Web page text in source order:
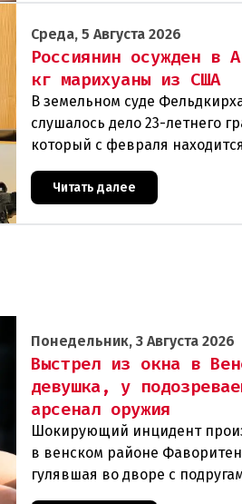
Среда, 5 Августа 2026
Россиянин осужден в
кг марихуаны из США
В земельном суде
слушалось дело 23-летнего
который с февраля
Читать далее
Понедельник, 3 Августа 2026
Выстрел из окна в
девушка, у
арсенал оружия
Шокирующий инцидент
в венском районе
гулявшая во дворе с
из пневматического оружия.